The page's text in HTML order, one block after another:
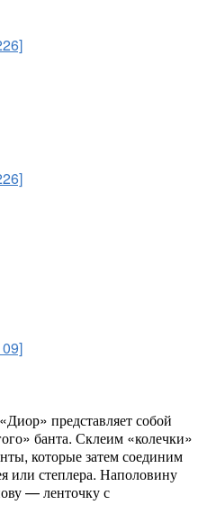
представляет собой
банта. Склеим «колечки»
которые затем соединим
или степлера. Наполовину
— ленточку с